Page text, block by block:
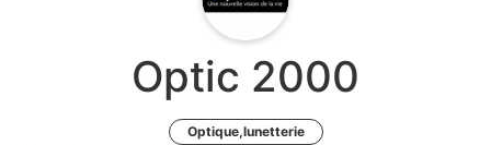
Optic 2000
Optique,lunetterie